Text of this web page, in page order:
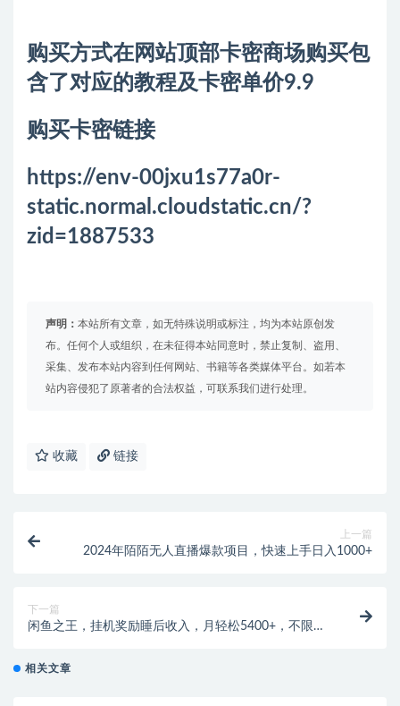
购买方式在网站顶部卡密商场购买包
含了对应的教程及卡密单价9.9
购买卡密链接
https://env-00jxu1s77a0r-
static.normal.cloudstatic.cn/?
zid=1887533
声明： 本站所有文章，如无特殊说明或标注，均为本站原创发
布。任何个人或组织，在未征得本站同意时，禁止复制、盗用、
采集、发布本站内容到任何网站、书籍等各类媒体平台。如若本
站内容侵犯了原著者的合法权益，可联系我们进行处理。
收藏 链接
上一篇
2024年陌陌无人直播爆款项目，快速上手日入1000+
下一篇
闲鱼之王，挂机奖励睡后收入，月轻松5400+，不限男
相关文章